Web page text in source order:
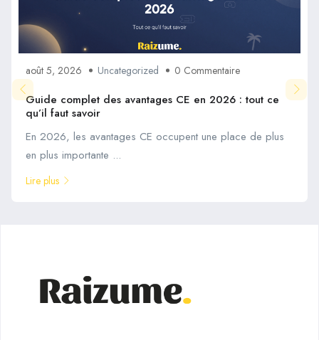
août 5, 2026 Uncategorized 0 Commentaire
Guide complet des avantages CE en 2026 : tout ce
qu’il faut savoir
En 2026, les avantages CE occupent une place de plus
en plus importante ...
Lire plus